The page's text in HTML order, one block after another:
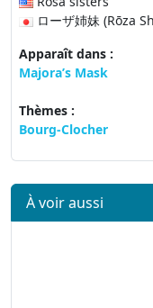
ローザ姉妹 (Rōza
Apparaît dans :
Majora’s Mask
Thèmes :
Bourg-Clocher
À voir aussi